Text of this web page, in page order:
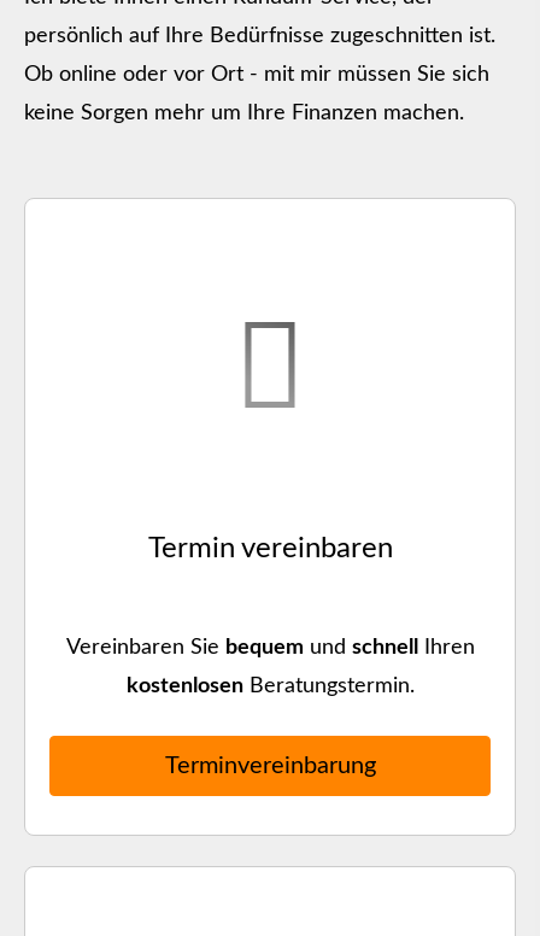
persönlich auf Ihre Bedürfnisse zugeschnitten ist.
Ob online oder vor Ort - mit mir müssen Sie sich
keine Sorgen mehr um Ihre Finanzen machen.
Termin ver­ein­baren
Vereinbaren Sie bequem und schnell
Ihren
kostenlosenBeratungstermin.
Terminvereinbarung